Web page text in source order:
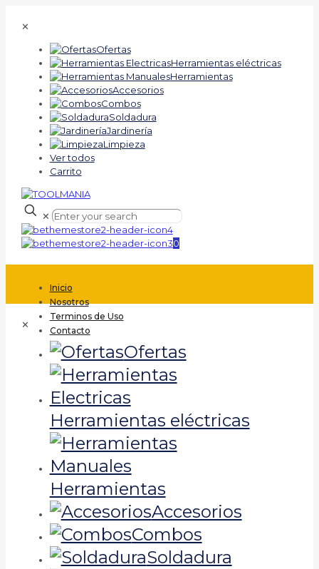
✕
Ofertas
Herramientas eléctricas
Herramientas
Accesorios
Combos
Soldadura
Jardinería
Limpieza
Ver todos
Carrito
✕
0
Inicio
Nosotros
Terminos de Uso
Contacto
✕
Ofertas
Herramientas eléctricas
Herramientas
Accesorios
Combos
Soldadura